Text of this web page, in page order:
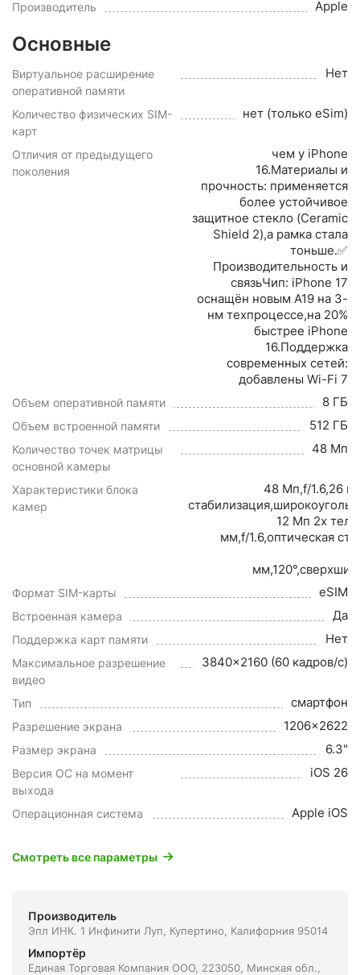
Производитель Apple
Основные
Виртуальное расширение
оперативной памяти
Нет
Количество физических SIM-
карт
нет (только eSim)
Отличия от предыдущего
поколения
чем у iPhone
16.Материалы и
прочность: применяется
более устойчивое
защитное стекло (Ceramic
Shield 2),а рамка стала
тоньше.✅
Производительность и
связьЧип: iPhone 17
оснащён новым A19 на 3-
нм техпроцессе,на 20%
быстрее iPhone
16.Поддержка
современных сетей:
добавлены Wi-Fi 7
Объем оперативной памяти 8 ГБ
Объем встроенной памяти 512 ГБ
Количество точек матрицы
основной камеры
48 Мп
Характеристики блока
камер
48 Мп,f/1.6,26
12 Мп 2x
мм,f/1.6,оптическая
Формат SIM-карты eSIM
Встроенная камера Да
Поддержка карт памяти Нет
Максимальное разрешение
видео
3840x2160 (60 кадров/с)
Тип смартфон
Разрешение экрана 1206x2622
Размер экрана 6.3"
Версия ОС на момент
выхода
iOS 26
Операционная система Apple iOS
Смотреть все параметры
Производитель
Эпл ИНК. 1 Инфинити Луп, Купертино, Калифорния 95014
Импортёр
Единая Торговая Компания ООО, 223050, Минская обл.,